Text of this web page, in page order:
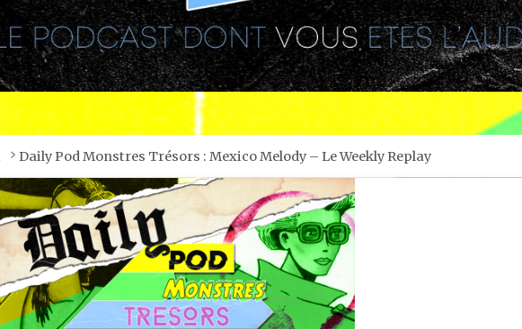
Daily Pod Monstres Trésors : Mexico Melody – Le Weekly Replay